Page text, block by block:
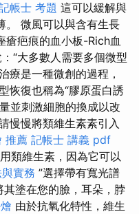
帳士 考題 這可以緩解與
。 微風可以與含有生長
瘡疤痕的血小板-Rich血
“大多數人需要多個微型
療是一種微創的過程，
恢復也稱為“膠原蛋白誘
並刺激細胞的換成以改
慢慢將類維生素素引入
推薦 記帳士 講義 pdf
類維生素，因為它可以
實務 ”選擇帶有寬光譜
塗在您的臉，耳朵，脖
由於抗氧化特性，維生